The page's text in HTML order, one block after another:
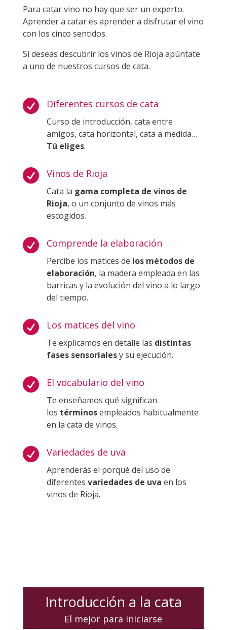
Para catar vino no hay que ser un experto.
Aprender a catar es aprender a disfrutar el vino
con los cinco sentidos.
Si deseas descubrir los vinos de Rioja apúntate
a uno de nuestros cursos de cata.
 Diferentes cursos de cata
Curso de introducción, cata entre
amigos, cata horizontal, cata a medida…
Tú eliges.
 Vinos de Rioja
Cata la gama completa de vinos de
Rioja, o un conjunto de vinos más
escogidos.
 Comprende la elaboración
Percibe los matices de los métodos de
elaboración, la madera empleada en las
barricas y la evolución del vino a lo largo
del tiempo.
 Los matices del vino
Te explicamos en detalle las distintas
fases sensorialesy su ejecución.
 El vocabulario del vino
Te enseñamos qué significan
los términosempleados habitualmente
en la cata de vinos.
 Variedades de uva
Aprenderás el porqué del uso de
diferentes variedades de uva en los
vinos de Rioja.
Introducción a la cata
El mejor para iniciarse